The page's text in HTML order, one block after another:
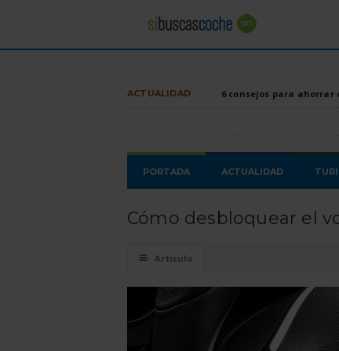
ACTUALIDAD 6 consejos para ahorrar
PORTADA ACTUALIDAD
Cómo desbloquear el
☰ Artículo